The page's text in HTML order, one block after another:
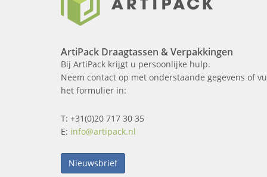
ArtiPack Draagtassen & Verpakkingen
Bij ArtiPack krijgt u persoonlijke hulp.
Neem contact op met onderstaande gegevens of
het formulier in:
T: +31(0)20 717 30 35
E: info@artipack.nl
Nieuwsbrief